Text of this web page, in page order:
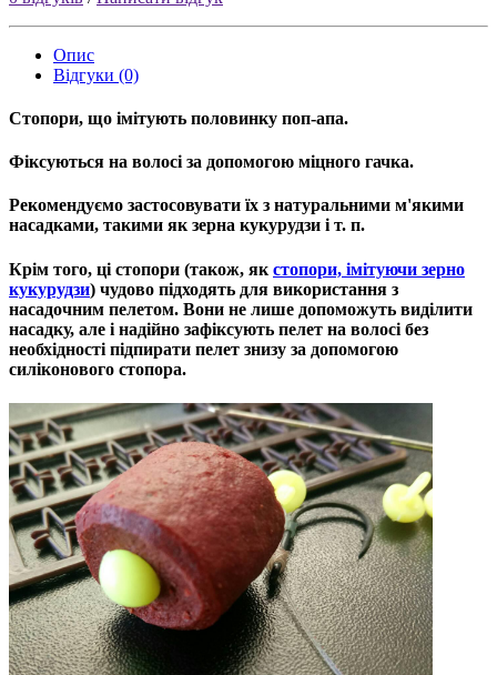
Опис
Відгуки (0)
Стопори, що імітують половинку поп-апа.
Фіксуються на волосі за допомогою міцного гачка.
Рекомендуємо застосовувати їх з натуральними м'якими
насадками, такими як зерна кукурудзи і т. п.
Крім того, ці стопори (також, як стопори, iмiтуючи зерно
кукурудзи) чудово підходять для використання з
насадочним пелетом. Вони не лише допоможуть виділити
насадку, але і надійно зафіксують пелет на волосі без
необхідності підпирати пелет знизу за допомогою
силіконового стопора.